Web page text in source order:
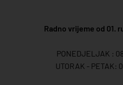
Radno vrijeme od 01.
PONEDJELJAK :
UTORAK - PETAK: